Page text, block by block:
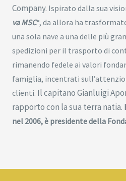
Company. Ispirato dalla sua
va MSC“, da allora ha
una sola nave a una delle più
spedizioni per il trasporto di
rimanendo fedele ai valori
famiglia, incentrati
clienti. Il capitano Gianluigi
rapporto con la sua terra natia.
nel 2006, è presidente della